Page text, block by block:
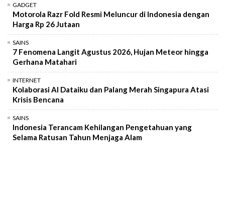
GADGET
Motorola Razr Fold Resmi Meluncur di Indonesia dengan
Harga Rp 26 Jutaan
SAINS
7 Fenomena Langit Agustus 2026, Hujan Meteor hingga
Gerhana Matahari
INTERNET
Kolaborasi AI Dataiku dan Palang Merah Singapura Atasi
Krisis Bencana
SAINS
Indonesia Terancam Kehilangan Pengetahuan yang
Selama Ratusan Tahun Menjaga Alam